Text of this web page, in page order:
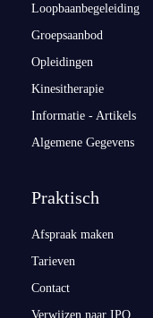
Loopbaanbegeleiding
Groepsaanbod
Opleidingen
Kinesitherapie
Informatie - Artikels
Algemene Gegevens
Praktisch
Afspraak maken
Tarieven
Contact
Verwijzen naar IPO